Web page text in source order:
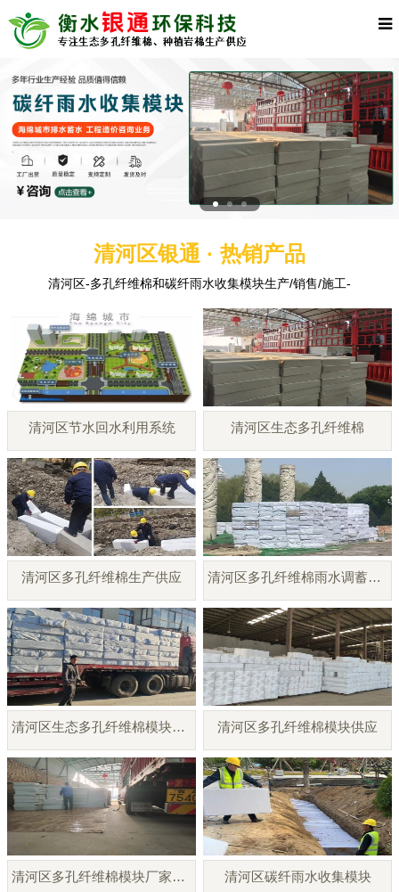
清河区银通 · 热销产品
清河区-多孔纤维棉和碳纤雨水收集模块生产/销售/施工-
清河区节水回水利用系统 清河区生态多孔纤维棉
清河区多孔纤维棉生产供应 清河区多孔纤维棉雨水调蓄模块
清河区生态多孔纤维棉模块厂家 清河区多孔纤维棉模块供应
清河区多孔纤维棉模块厂家直销 清河区碳纤雨水收集模块